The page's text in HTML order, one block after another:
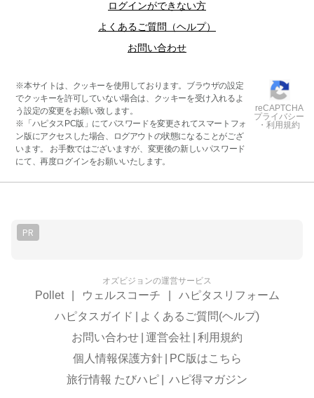
ログインができない方
よくあるご質問（ヘルプ）
お問い合わせ
※本サイトは、クッキーを使用しております。ブラウザの設定
でクッキーを許可していない場合は、クッキーを受け入れるよ
う設定の変更をお願い致します。
※「ハピタスPC版」にてパスワードを変更されてスマートフォ
ン版にアクセスした場合、ログアウトの状態になることがござ
います。 お手数ではございますが、変更後の新しいパスワード
にて、再度ログインをお願いいたします。
reCAPTCHA
プライバシー
・利用規約
PR
オズビジョンの運営サービス
Pollet ウェルスコーチ
ハピタスリフォーム
ハピタスガイド
よくあるご質問(ヘルプ)
お問い合わせ 運営会社
利用規約
個人情報保護方針
PC版はこちら
旅行情報 たびハピ
ハピ得マガジン